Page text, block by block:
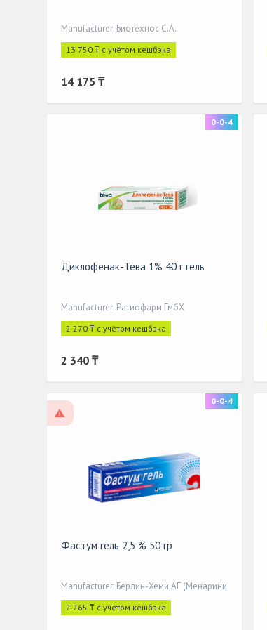
Manufacturer: Биотехнос С.А.
13 750 ₸ с учётом кешбэка
14 175 ₸
0-0-4
Диклофенак-Тева 1% 40 г гель
Manufacturer: Ратиофарм ГмбХ
2 270 ₸ с учётом кешбэка
2 340 ₸
0-0-4
Фастум гель 2,5 % 50 гр
Manufacturer: Берлин-Хеми АГ (Менарини
2 265 ₸ с учётом кешбэка